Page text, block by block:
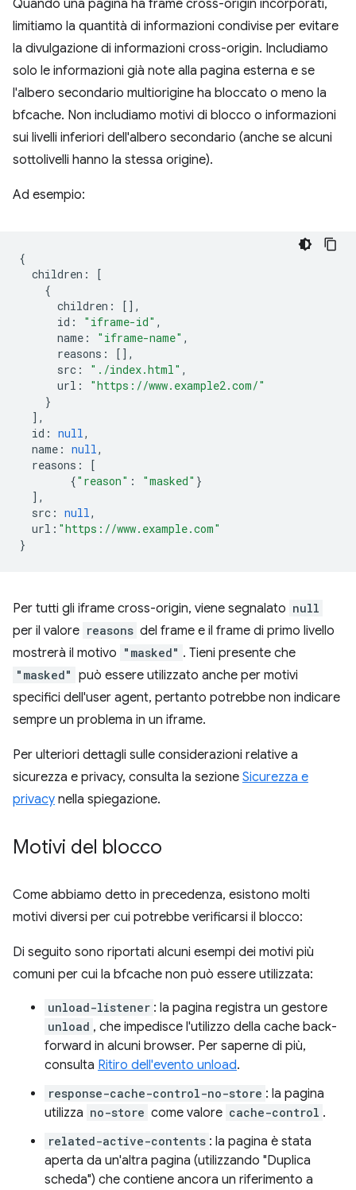
Quando una pagina ha frame cross-origin incorporati,
limitiamo la quantità di informazioni condivise per evitare
la divulgazione di informazioni cross-origin. Includiamo
solo le informazioni già note alla pagina esterna e se
l'albero secondario multiorigine ha bloccato o meno la
bfcache. Non includiamo motivi di blocco o informazioni
sui livelli inferiori dell'albero secondario (anche se alcuni
sottolivelli hanno la stessa origine).
Ad esempio:
{
children :
[
{
children :
[],
id : "iframe-id" ,
name : "iframe-name" ,
reasons :
[],
src : "./index.html" ,
url :
"https://www.example2.com/"
}
],
id : null,
name : null,
reasons :
[
{"reason" : "masked" }
],
src : null,
url : "https://www.example.com"
}
Per tutti gli iframe cross-origin, viene segnalato null
per il valore reasons del frame e il frame di primo livello
mostrerà il motivo "masked" . Tieni presente che
"masked" può essere utilizzato anche per motivi
specifici dell'user agent, pertanto potrebbe non indicare
sempre un problema in un iframe.
Per ulteriori dettagli sulle considerazioni relative a
sicurezza e privacy, consulta la sezione Sicurezza e
privacy nella spiegazione.
Motivi del blocco
Come abbiamo detto in precedenza, esistono molti
motivi diversi per cui potrebbe verificarsi il blocco:
Di seguito sono riportati alcuni esempi dei motivi più
comuni per cui la bfcache non può essere utilizzata:
unload-listener : la pagina registra un gestore
unload , che impedisce l'utilizzo della cache back-
forward in alcuni browser. Per saperne di più,
consulta Ritiro dell'evento unload.
response-cache-control-no-store : la pagina
utilizza no-store come valore cache-control .
related-active-contents : la pagina è stata
aperta da un'altra pagina (utilizzando "Duplica
scheda") che contiene ancora un riferimento a